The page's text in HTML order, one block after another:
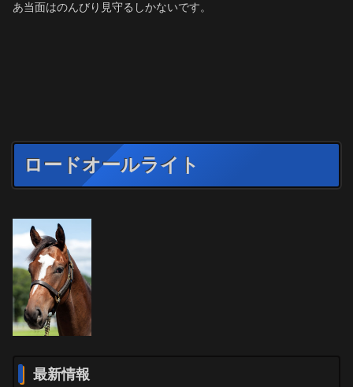
あ当面はのんびり見守るしかないです。
ロードオールライト
最新情報